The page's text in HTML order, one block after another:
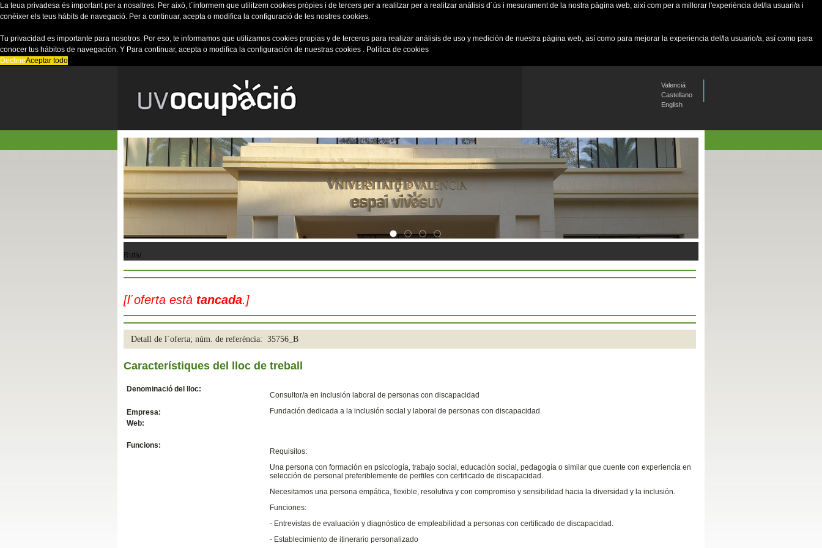
La teua privadesa és important per a nosaltres. Per això, t´informem que utilitzem cookies pròpies i de tercers per a realitzar per a realitzar anàlisis d´ús i mesurament de la nostra pàgina web, així com per a millorar l'experiència del/la usuari/a i
conèixer els teus hàbits de navegació. Per a continuar, acepta o modifica la configuració de les nostres cookies.
Tu privacidad es importante para nosotros. Por eso, te informamos que utilizamos cookies propias y de terceros para realizar análisis de uso y medición de nuestra página web, así como para mejorar la experiencia del/la usuario/a, así como para
conocer tus hábitos de navegación. Y Para continuar, acepta o modifica la configuración de nuestras cookies . Política de cookies
DeclineAceptar todo
Valenciá
Castellano
English
Slide01
Ruta/..
[l´oferta està tancada.]
Detall de l´oferta; núm. de referència: 35756_B
Característiques del lloc de treball
Denominació del lloc:
Consultor/a en inclusión laboral de personas con discapacidad
Empresa:
Fundación dedicada a la inclusión social y laboral de personas con discapacidad.
Web:
Funcions:
Requisitos:
Una persona con formación en psicología, trabajo social, educación social, pedagogía o similar que cuente con experiencia en
selección de personal preferiblemente de perfiles con certificado de discapacidad.
Necesitamos una persona empática, flexible, resolutiva y con compromiso y sensibilidad hacia la diversidad y la inclusión.
Funciones:
- Entrevistas de evaluación y diagnóstico de empleabilidad a personas con certificado de discapacidad.
- Establecimiento de itinerario personalizado